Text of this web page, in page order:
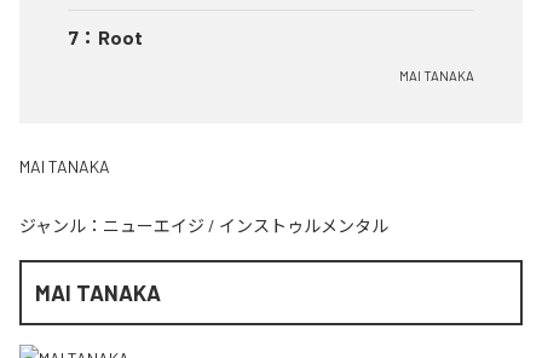
7 ： Root
MAI TANAKA
MAI TANAKA
ジャンル： ニューエイジ / インストゥルメンタル
MAI TANAKA